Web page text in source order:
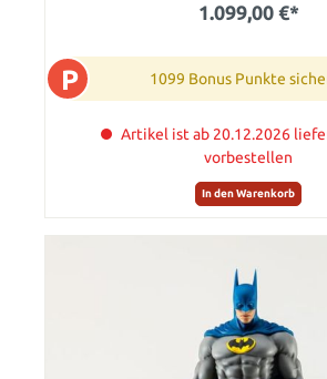
1.099,00 €*
P 1099 Bonus Punkte
Artikel ist ab 20.12.2026
vorbestellen
In den Warenkorb